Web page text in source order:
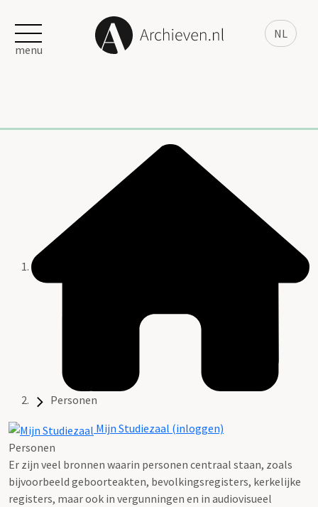
NL
menu
Personen
Mijn Studiezaal (inloggen)
Personen
Er zijn veel bronnen waarin personen centraal staan, zoals
bijvoorbeeld geboorteakten, bevolkingsregisters, kerkelijke
registers, maar ook in vergunningen en in audiovisueel